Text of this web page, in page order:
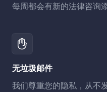
每周都会有新的法律咨询
无垃圾邮件
我们尊重您的隐私，从不